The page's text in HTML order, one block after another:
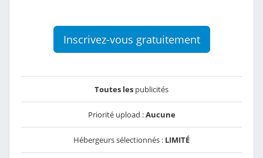
Inscrivez-vous gratuitement
Toutes les publicités
Priorité upload :Aucune
Hébergeurs sélectionnés : LIMITÉ